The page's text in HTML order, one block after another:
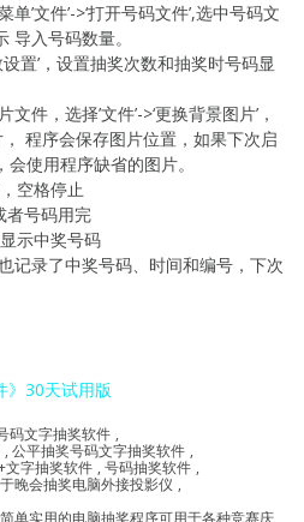
’文件’->‘打开号码文件’,选中号码文
导入号码数量。
设置’，设置抽奖次数和抽奖时号码显
件，选择’文件’->‘更换背景图片’，
程序会保存图片位置，如果下次启
使用程序缺省的图片。
空格停止
者号码用完
示中奖号码
记录了中奖号码、时间和编号，下次
》30天试用版
码文字抽奖软件 ,
, 公平抽奖号码文字抽奖软件 ,
文字抽奖软件 , 号码抽奖软件 ,
晚会抽奖电脑外接投影仪 ,